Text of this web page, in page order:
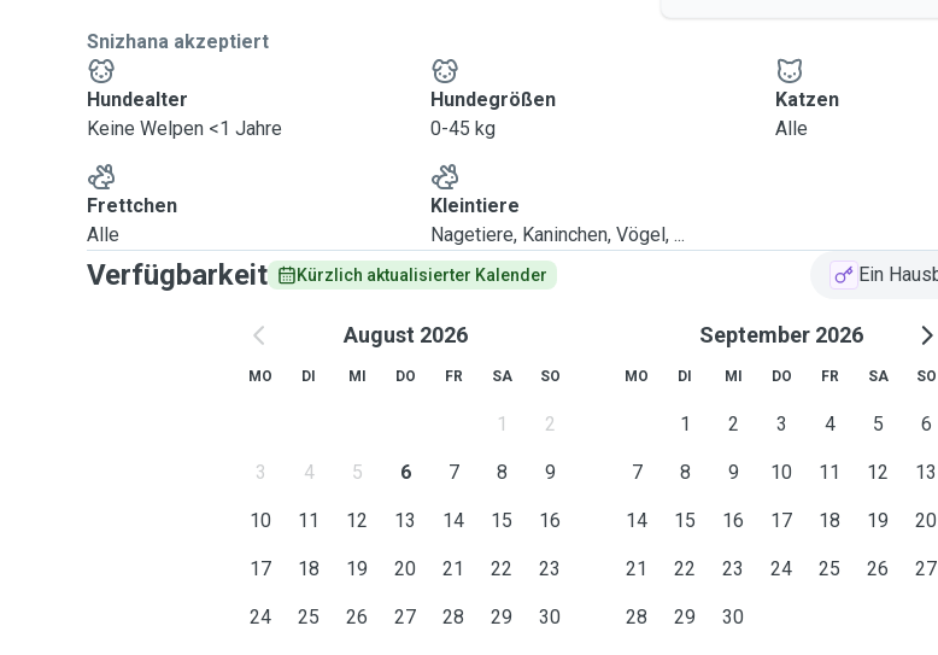
Snizhana akzeptiert
Hundealter
Keine Welpen <1 Jahre
Hundegrößen
0-45 kg
Katzen
Alle
Frettchen
Alle
Kleintiere
Nagetiere, Kaninchen, Vögel, ...
Verfügbarkeit Kürzlich aktualisierter Kalender Ein
August 2026
MO DI MI DO FR SA SO
1 2
3 4 5 6 7 8 9
10 11 12 13 14 15 16
17 18 19 20 21 22 23
24 25 26 27 28 29 30
September 2026
MO DI MI DO FR SA SO
1 2 3 4 5 6
7 8 9 10 11 12 13
14 15 16 17 18 19 20
21 22 23 24 25 26 27
28 29 30